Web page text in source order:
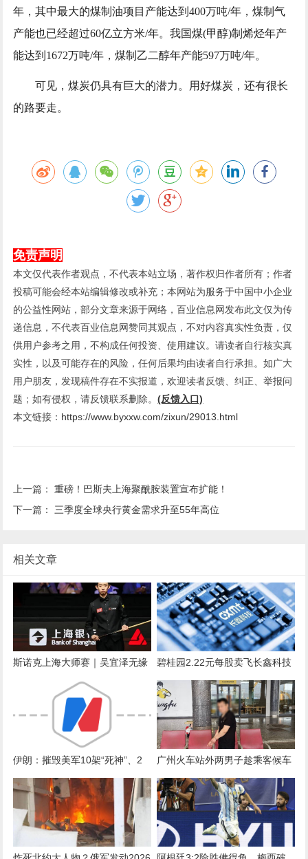
年，其中最大的煤制油项目产能达到400万吨/年，煤制气
产能也已经超过60亿立方米/年。我国煤(甲醇)制烯烃年产
能达到1672万吨/年，煤制乙二醇年产能597万吨/年。
可见，煤炭仍具有巨大的潜力。用好煤炭，还有很长
的路要走。
免责声明
本文仅代表作者观点，不代表本站立场，著作权归作者所有；作者
投稿可能会经本站编辑修改或补充；本网站为服务于中国中小企业
的公益性网站，部分文章来源于网络，百业信息网发布此文仅为传
递信息，不代表百业信息网赞同其观点，不对内容真实性负责，仅
供用户参考之用，不构成任何投资、使用建议。请读者自行核实真
实性，以及可能存在的风险，任何后果均由读者自行承担。如广大
用户朋友，发现稿件存在不实报道，欢迎读者反馈、纠正、举报问
题；如有侵权，请反馈联系删除。(反馈入口)
本文链接： https://www.byxxw.com/zixun/29013.html
上一篇：重磅！巴斯夫上海聚酰胺装置宣布扩能！
下一篇： 三季度全球央行黄金需求升至55年高位
相关文章
斯诺克上海大师赛｜吴宜泽无缘
决赛，坦言练球时间减少
碧桂园2.22元每股卖飞长鑫科技
（现价54.65元），痛失470亿
伊朗：摧毁美军10架“死神”、2
架重型直升机！伊前外长警告乌
克兰：不要再向美国提供无人
机，否则总统官邸将成打击目标
广州火车站外两男子趁乘客候车
睡着偷手机，被抓获！现场曝光